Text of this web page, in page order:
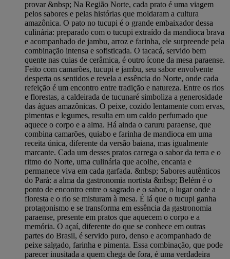
provar &nbsp; Na Região Norte, cada prato é uma viagem
pelos sabores e pelas histórias que moldaram a cultura
amazônica. O pato no tucupi é o grande embaixador dessa
culinária: preparado com o tucupi extraído da mandioca brava
e acompanhado de jambu, arroz e farinha, ele surpreende pela
combinação intensa e sofisticada. O tacacá, servido bem
quente nas cuias de cerâmica, é outro ícone da mesa paraense.
Feito com camarões, tucupi e jambu, seu sabor envolvente
desperta os sentidos e revela a essência do Norte, onde cada
refeição é um encontro entre tradição e natureza. Entre os rios
e florestas, a caldeirada de tucunaré simboliza a generosidade
das águas amazônicas. O peixe, cozido lentamente com ervas,
pimentas e legumes, resulta em um caldo perfumado que
aquece o corpo e a alma. Há ainda o caruru paraense, que
combina camarões, quiabo e farinha de mandioca em uma
receita única, diferente da versão baiana, mas igualmente
marcante. Cada um desses pratos carrega o sabor da terra e o
ritmo do Norte, uma culinária que acolhe, encanta e
permanece viva em cada garfada. &nbsp; Sabores autênticos
do Pará: a alma da gastronomia nortista &nbsp; Belém é o
ponto de encontro entre o sagrado e o sabor, o lugar onde a
floresta e o rio se misturam à mesa. É lá que o tucupi ganha
protagonismo e se transforma em essência da gastronomia
paraense, presente em pratos que aquecem o corpo e a
memória. O açaí, diferente do que se conhece em outras
partes do Brasil, é servido puro, denso e acompanhado de
peixe salgado, farinha e pimenta. Essa combinação, que pode
parecer inusitada a quem chega de fora, é uma verdadeira